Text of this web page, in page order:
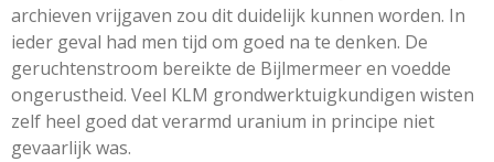
archieven vrijgaven zou dit duidelijk kunnen worden. In
ieder geval had men tijd om goed na te denken. De
geruchtenstroom bereikte de Bijlmermeer en voedde
ongerustheid. Veel KLM grondwerktuigkundigen wisten
zelf heel goed dat verarmd uranium in principe niet
gevaarlijk was.